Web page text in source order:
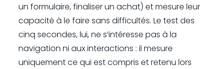
un formulaire, finaliser un achat) et mesure leur
capacité à le faire sans difficultés. Le test des
cinq secondes, lui, ne s’intéresse pas à la
navigation ni aux interactions : il mesure
uniquement ce qui est compris et retenu lors